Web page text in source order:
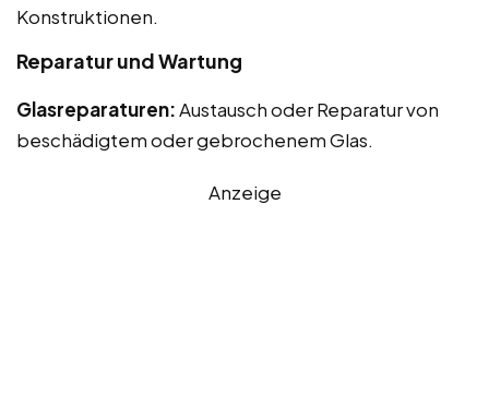
Konstruktionen.
Reparatur und Wartung
Glasreparaturen:Austausch oder Reparatur von
beschädigtem oder gebrochenem Glas.
Anzeige